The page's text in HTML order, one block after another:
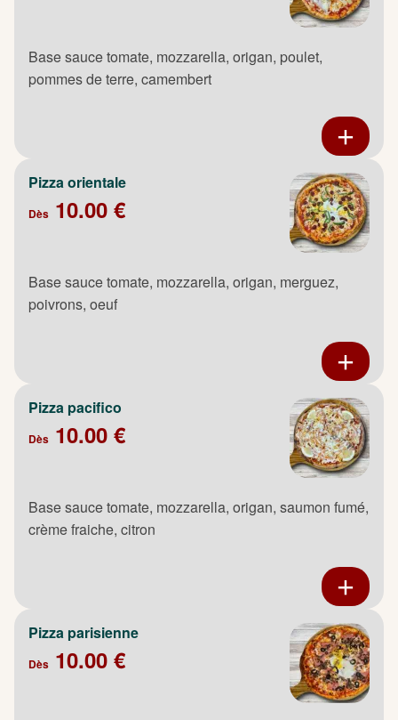
Base sauce tomate, mozzarella, origan, poulet,
pommes de terre, camembert
Pizza orientale
Dès 10.00 €
Base sauce tomate, mozzarella, origan, merguez,
poivrons, oeuf
Pizza pacifico
Dès 10.00 €
Base sauce tomate, mozzarella, origan, saumon fumé,
crème fraiche, citron
Pizza parisienne
Dès 10.00 €